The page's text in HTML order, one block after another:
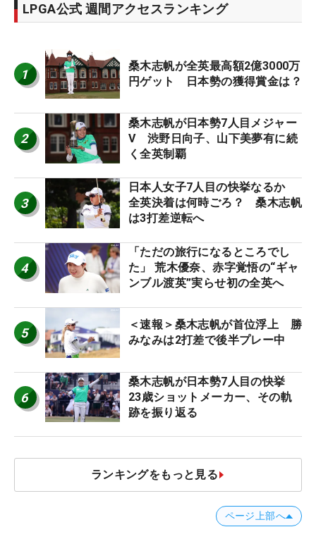
LPGA公式 週間アクセスランキング
1
桑木志帆が全英最高額2億3000万
円ゲット 日本勢の獲得賞金は？
2
桑木志帆が日本勢7人目メジャー
V 渋野日向子、山下美夢有に続
く全英制覇
3
日本人女子7人目の快挙なるか
全英決着は何時ごろ？ 桑木志帆
は3打差逆転へ
4
「ただの旅行になるところでし
た」 荒木優奈、赤字覚悟の“ギャ
ンブル渡英”実らせ初の全英へ
5
＜速報＞桑木志帆が首位浮上 勝
みなみは2打差で後半プレー中
6
桑木志帆が日本勢7人目の快挙
23歳ショットメーカー、その軌
跡を振り返る
ランキングをもっと見る
ページ上部へ